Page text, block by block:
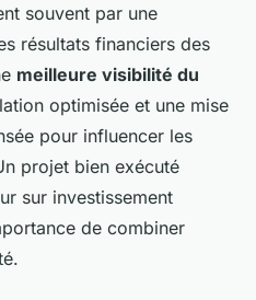
souvent par une
résultats financiers des
meilleure visibilité du
optimisée et une mise
pour influencer les
projet bien exécuté
sur investissement
de combiner